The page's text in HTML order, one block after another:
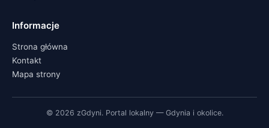
Informacje
Strona główna
Kontakt
Mapa strony
© 2026 zGdyni. Portal lokalny — Gdynia i okolice.